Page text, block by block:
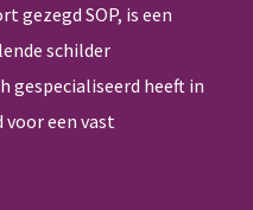
gezegd SOP, is een
schilder
gespecialiseerd heeft in
een vast